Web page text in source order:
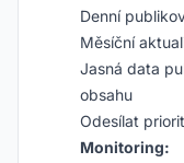
Denní
Měsíční
Jasná data
obsahu
Odesílat
Monitoring: